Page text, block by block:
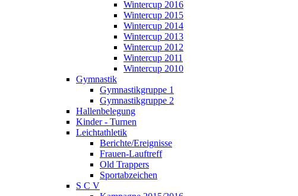
Wintercup 2016
Wintercup 2015
Wintercup 2014
Wintercup 2013
Wintercup 2012
Wintercup 2011
Wintercup 2010
Gymnastik
Gymnastikgruppe 1
Gymnastikgruppe 2
Hallenbelegung
Kinder - Turnen
Leichtathletik
Berichte/Ereignisse
Frauen-Lauftreff
Old Trappers
Sportabzeichen
S C V